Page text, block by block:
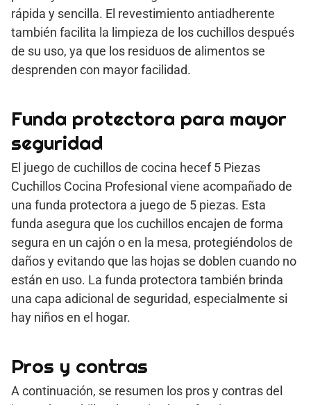
rápida y sencilla. El revestimiento antiadherente
también facilita la limpieza de los cuchillos después
de su uso, ya que los residuos de alimentos se
desprenden con mayor facilidad.
Funda protectora para mayor
seguridad
El juego de cuchillos de cocina hecef 5 Piezas
Cuchillos Cocina Profesional viene acompañado de
una funda protectora a juego de 5 piezas. Esta
funda asegura que los cuchillos encajen de forma
segura en un cajón o en la mesa, protegiéndolos de
daños y evitando que las hojas se doblen cuando no
están en uso. La funda protectora también brinda
una capa adicional de seguridad, especialmente si
hay niños en el hogar.
Pros y contras
A continuación, se resumen los pros y contras del